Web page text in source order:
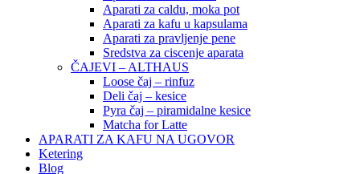
Aparati za caldu, moka pot
Aparati za kafu u kapsulama
Aparati za pravljenje pene
Sredstva za ciscenje aparata
ČAJEVI – ALTHAUS
Loose čaj – rinfuz
Deli čaj – kesice
Pyra čaj – piramidalne kesice
Matcha for Latte
APARATI ZA KAFU NA UGOVOR
Ketering
Blog